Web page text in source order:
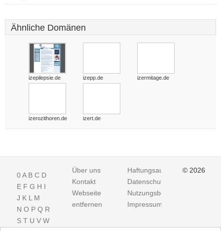
Ähnliche Domänen
izepilepsie.de izepp.de izermitage.de
izerozithoren.de izert.de
0A B C D
E F G H I
J K L M
N O P Q R
S T U V W
Über uns
Kontakt
Webseite
entfernen
Haftungsausschluss
Datenschutz
Nutzungsbedingungen
Impressum
© 2026